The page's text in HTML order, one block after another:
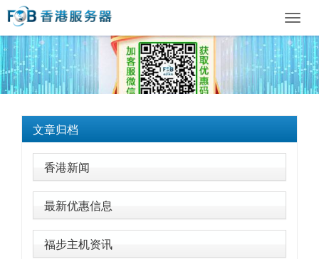
文章归档
香港新闻
最新优惠信息
福步主机资讯